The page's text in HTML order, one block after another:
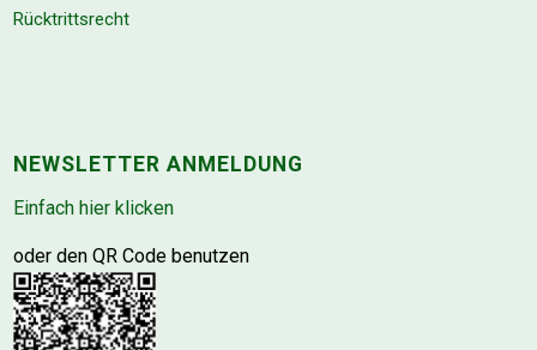
Rücktrittsrecht
NEWSLETTER ANMELDUNG
Einfach hier klicken
oder den QR Code benutzen